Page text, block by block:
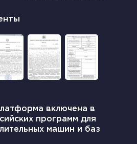
включена в
программ для
машин и баз